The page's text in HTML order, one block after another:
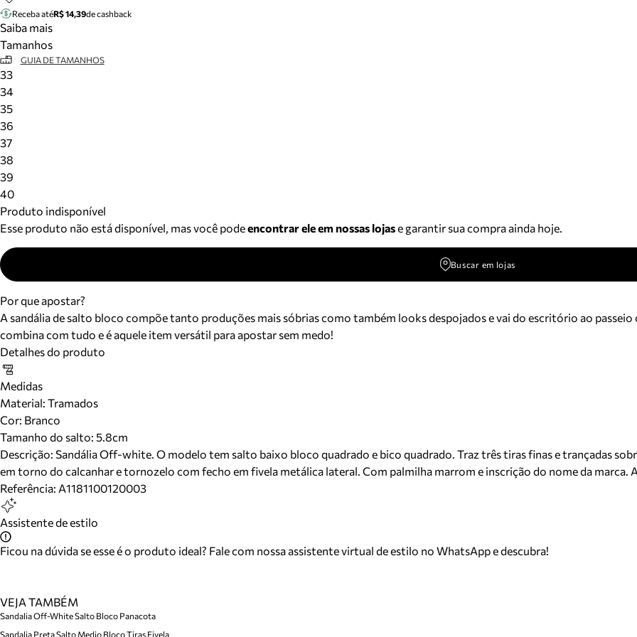
Receba atéR$ 14,39de cashback
Saiba mais
Tamanhos
GUIA DE TAMANHOS
33
34
35
36
37
38
39
40
Produto indisponível
Esse produto não está disponível, mas você podeencontrar ele em nossas lojase garantir sua compra ainda hoje.
Buscar em lojas
Por que apostar?
A sandália de salto bloco compõe tanto produções mais sóbrias como também looks despojados e vai do escritório ao
combina com tudo e é aquele item versátil para apostar sem medo!
Detalhes do produto
Medidas
Material: Tramados
Cor: Branco
Tamanho do salto: 5.8cm
Descrição: Sandália Off-white. O modelo tem salto baixo bloco quadrado e bico quadrado. Traz três tiras finas e trançadas
em torno do calcanhar e tornozelo com fecho em fivela metálica lateral. Com palmilha marrom e inscrição do nome da marca.
Referência: A1181100120003
Assistente de estilo
Ficou na dúvida se esse é o produto ideal? Fale com nossa assistente virtual de estilo no WhatsApp e descubra!
VEJA TAMBÉM
Sandalia Off-White Salto Bloco Panacota
Sandalia Preta Salto Medio Bloco Tiras Fivela